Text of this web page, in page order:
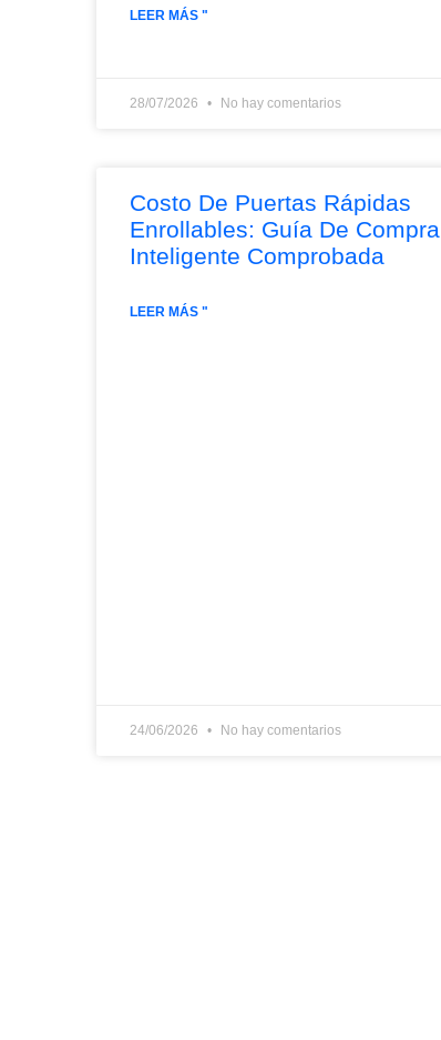
LEER MÁS "
28/07/2026 No hay comentarios
Costo De Puertas Rápidas
Enrollables: Guía De Compra
Inteligente Comprobada
LEER MÁS "
24/06/2026 No hay comentarios